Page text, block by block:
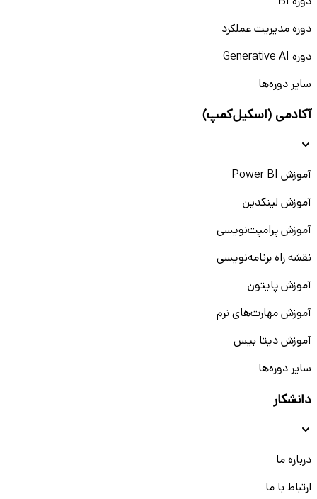
دوره مدیریت عملکرد
دوره Generative AI
سایر دوره‌ها
آکادمی (اسکیل‌کمپ)
آموزش Power BI
آموزش لینکدین
آموزش پرامپت‌نویسی
نقشه راه برنامه‌نویسی
آموزش پایتون
آموزش مهارت‌های نرم
آموزش دیتا بیس
سایر دوره‌ها
دانشکار
درباره ما
ارتباط با ما